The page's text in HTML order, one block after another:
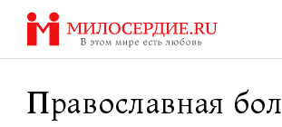
Перейти
содержанию
Православная